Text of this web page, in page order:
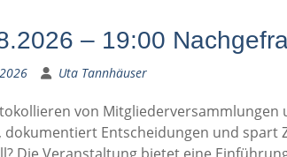
– 19:00
Uta Tannhäuser
von
dokumentiert Entscheidungen und spart